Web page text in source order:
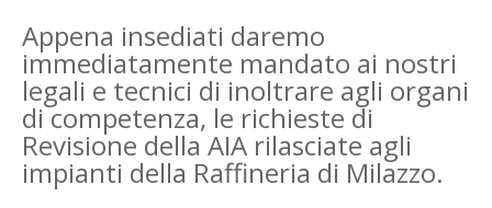
Appena insediati daremo
immediatamente mandato ai nostri
legali e tecnici di inoltrare agli organi
di competenza, le richieste di
Revisione della AIA rilasciate agli
impianti della Raffineria di Milazzo.